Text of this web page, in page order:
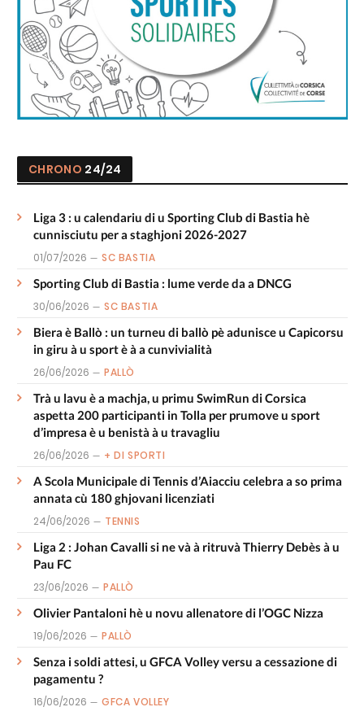
CHRONO 24/24
Liga 3 : u calendariu di u Sporting Club di Bastia hè
cunnisciutu per a staghjoni 2026-2027
01/07/2026 SC BASTIA
Sporting Club di Bastia : lume verde da a DNCG
30/06/2026 SC BASTIA
Biera è Ballò : un turneu di ballò pè adunisce u Capicorsu
in giru à u sport è à a cunvivialità
26/06/2026 PALLÒ
Trà u lavu è a machja, u primu SwimRun di Corsica
aspetta 200 participanti in Tolla per prumove u sport
d’impresa è u benistà à u travagliu
26/06/2026 + DI SPORTI
A Scola Municipale di Tennis d’Aiacciu celebra a so prima
annata cù 180 ghjovani licenziati
24/06/2026 TENNIS
Liga 2 : Johan Cavalli si ne và à ritruvà Thierry Debès à u
Pau FC
23/06/2026 PALLÒ
Olivier Pantaloni hè u novu allenatore di l’OGC Nizza
19/06/2026 PALLÒ
Senza i soldi attesi, u GFCA Volley versu a cessazione di
pagamentu ?
16/06/2026 GFCA VOLLEY